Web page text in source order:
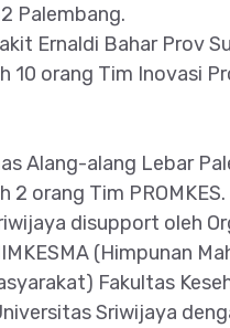
Palembang.
Ernaldi Bahar Prov
10 orang Tim Inovasi
Alang-alang Lebar
2 orang Tim
disupport oleh
(Himpunan
Fakultas
Sriwijaya